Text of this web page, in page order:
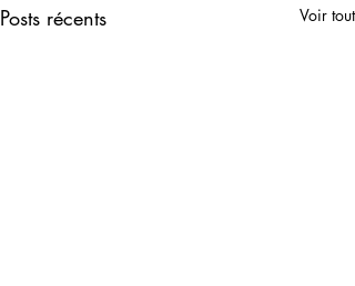
Posts récents Voir tout